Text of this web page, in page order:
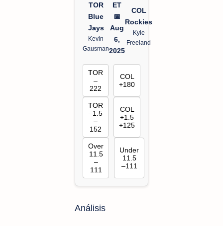
TOR
Blue
Jays
Kevin
Gausman
ET
📅
Aug
6,
2025
COL
Rockies
Kyle
Freeland
TOR
–
222
COL
+180
TOR
–1.5
–
152
COL
+1.5
+125
Over
11.5
–
111
Under
11.5
–111
Análisis